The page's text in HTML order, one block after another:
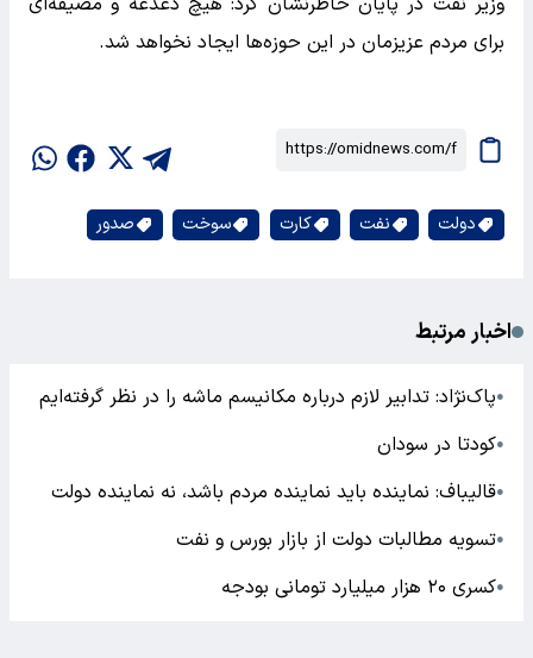
برای مردم عزیزمان در این حوزه‌ها ایجاد نخواهد شد.
دولت نفت کارت سوخت صدور
اخبار مرتبط
●پاک‌نژاد: تدابیر لازم درباره مکانیسم ماشه را در نظر گرفته‌ایم
●کودتا در سودان
●قالیباف: نماینده باید نماینده مردم باشد، نه نماینده دولت
●تسویه مطالبات دولت از بازار بورس و نفت
●کسری ۲۰ هزار میلیارد تومانی بودجه